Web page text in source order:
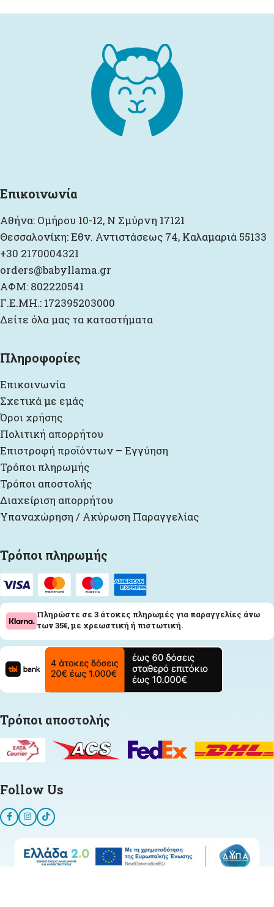
Επικοινωνία
Αθήνα: Ομήρου 10-12, Ν Σμύρνη 17121
Θεσσαλονίκη: Εθν. Αντιστάσεως 74, Καλαμαριά 55133
+30 2170004321
orders@babyllama.gr
ΑΦΜ: 802220541
Γ.Ε.ΜΗ.: 172395203000
Δείτε όλα μας τα καταστήματα
Πληροφορίες
Επικοινωνία
Σχετικά με εμάς
Όροι χρήσης
Πολιτική απορρήτου
Επιστροφή προϊόντων – Εγγύηση
Τρόποι πληρωμής
Τρόποι αποστολής
Διαχείριση απορρήτου
Υπαναχώρηση / Ακύρωση Παραγγελίας
Τρόποι πληρωμής
Πληρώστε σε 3 άτοκες πληρωμές για παραγγελίες άνω
των 35€, με χρεωστική ή πιστωτική.
Τρόποι αποστολής
Follow Us